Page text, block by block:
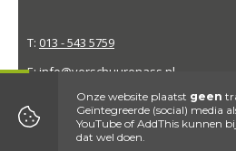
T: 013 - 543 5759
E: info@verschuurenass.nl
Kvk nummer 18025238| WFT nummer
Onze website plaatst geen
Geïntegreerde (social) media
YouTube of AddThis kunnen
dat wel doen.